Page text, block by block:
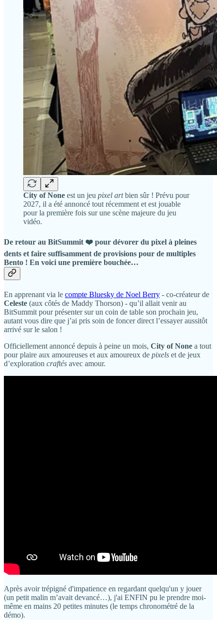
City of None est un jeu pixel artbien sûr ! Prévu pour
2027, il a été annoncé tout récemment et est jouable
pour la première fois sur une scène majeure du jeu
vidéo.
De retour au BitSummit ❤️ pour dévorer du pixel à pleines
dents et faire suffisamment de provisions pour de multiples
Bento ! En voici une première bouchée…
En apprenant via le compte Bluesky de Noel Berry - co-créateur de
Celeste (aux côtés de ​​Maddy Thorson) - qu’il allait venir au
BitSummit pour présenter sur un coin de table son prochain jeu,
autant vous dire que j’ai pris soin de foncer direct l’essayer aussitôt
arrivé sur le salon !
Officiellement annoncé depuis à peine un mois, City of None a tout
pour plaire aux amoureuses et aux amoureux de pixels et de jeux
d’exploration craftés avec amour.
Après avoir trépigné d'impatience en regardant quelqu'un y jouer
(un petit malin m’avait devancé…), j'ai ENFIN pu le prendre moi-
même en mains 20 petites minutes (le temps chronométré de la
démo).